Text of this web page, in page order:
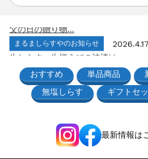
まるましらすやのお知らせ
2026.5.13
まるましらすやのお知らせ
生しらす、生桜えびの沖漬け...
しらす、桜えび新漁始まりました！
まるましらすやのお知らせ
2026.1.15
合格を❝しらす❞！！知らせよう！...
夏の贈り物...
まるましらすやのお知らせ
おすすめ 単品商品
無塩しらす
ギフトセ
最新情報は